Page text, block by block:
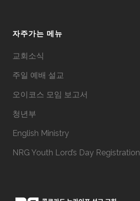
자주가는 메뉴
교회소식
주일 예배 설교
오이코스 모임 보고서
청년부
English Ministry
NRG Youth Lord’s Day Registration